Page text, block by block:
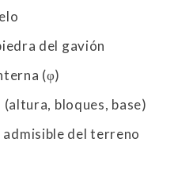
del gavión
(φ)
(altura, bloques, base)
del terreno